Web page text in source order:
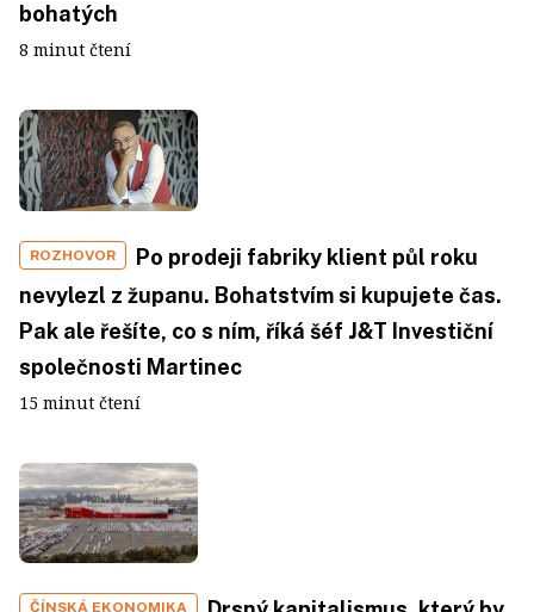
bohatých
8 minut čtení
ROZHOVOR
Po prodeji fabriky klient půl roku
nevylezl z županu. Bohatstvím si kupujete čas.
Pak ale řešíte, co s ním, říká šéf J&T Investiční
společnosti Martinec
15 minut čtení
ČÍNSKÁ EKONOMIKA